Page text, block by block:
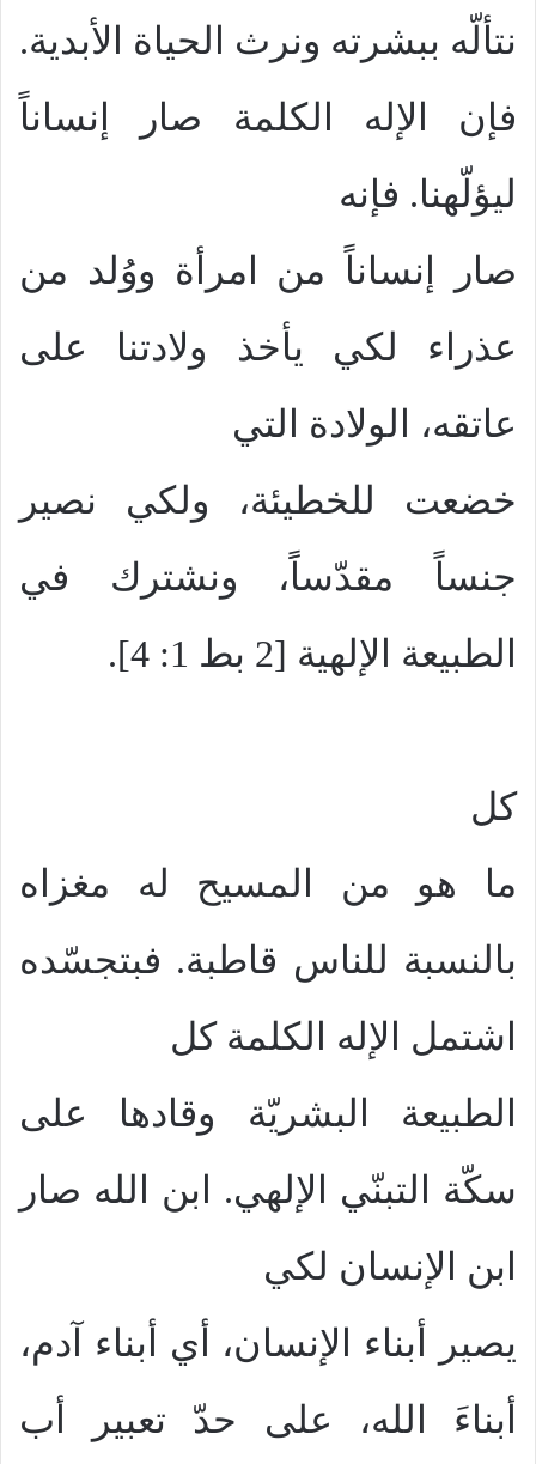
نتألّه ببشرته ونرث الحياة الأبدية.
فإن الإله الكلمة صار إنساناً
ليؤلّهنا. فإنه
صار إنساناً من امرأة ووُلد من
عذراء لكي يأخذ ولادتنا على
عاتقه، الولادة التي
خضعت للخطيئة، ولكي نصير
جنساً مقدّساًَ، ونشترك في
الطبيعة الإلهية [2 بط 1: 4].
كل
ما هو من المسيح له مغزاه
بالنسبة للناس قاطبة. فبتجسّده
اشتمل الإله الكلمة كل
الطبيعة البشريّة وقادها على
سكّة التبنّي الإلهي. ابن الله صار
ابن الإنسان لكي
يصير أبناء الإنسان، أي أبناء آدم،
أبناءَ الله، على حدّ تعبير أب